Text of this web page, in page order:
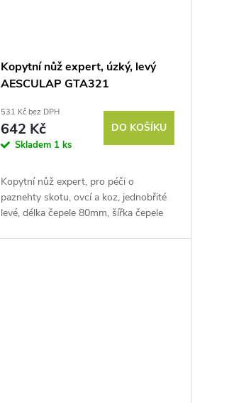
Kopytní nůž expert, úzký, levý
AESCULAP GTA321
531 Kč bez DPH
642 Kč
Skladem 1 ks
DO KOŠÍKU
Kopytní nůž expert, pro péči o
paznehty skotu, ovcí a koz, jednobřité
levé, délka čepele 80mm, šířka čepele